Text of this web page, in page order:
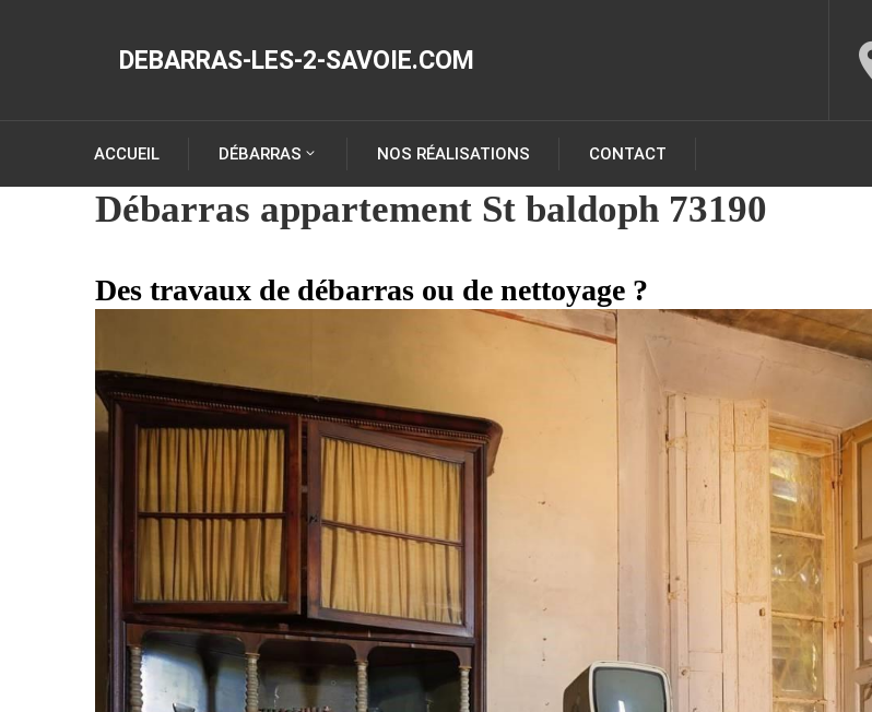
DEBARRAS-LES-2-SAVOIE.COM
ACCUEIL DÉBARRAS NOS RÉALISATIONS CONTACT
Débarras appartement St baldoph 73190
Des travaux de débarras ou de nettoyage ?